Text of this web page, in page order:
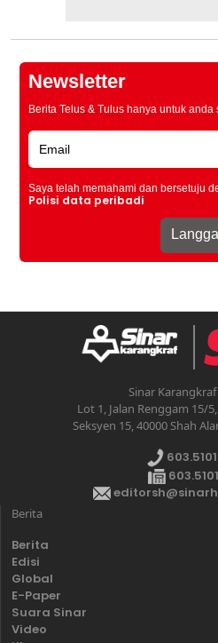
Newsletter
Berita Telus & Tulus hanya untuk
Saya telah memahami dan bersetuju
Polisi data peribadi
Sinar
Lot 1, Jalan Renggam 15/
Seksyen 15, 40000 Shah
Berita
Berita
Edisi
Global
E-Paper
Suara Sinar
Video